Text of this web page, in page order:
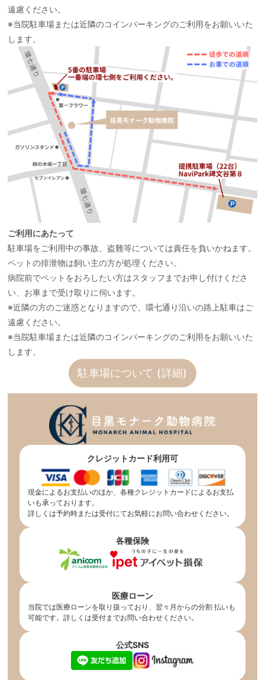
遠慮ください。
※当院駐車場または近隣のコインパーキングのご利用をお願いいた
します。
ご利用にあたって
駐車場をご利用中の事故、盗難等については責任を負いかねます。
ペットの排泄物は飼い主の方が処理ください。
病院前でペットをおろしたい方はスタッフまでお申し付けくださ
い、お車まで受け取りに伺います。
※近隣の方のご迷惑となりますので、環七通り沿いの路上駐車はご
遠慮ください。
※当院駐車場または近隣のコインパーキングのご利用をお願いいた
します。
駐車場について (詳細)
クレジットカード利用可
現金によるお支払いのほか、各種クレジットカードによるお支払
いも承っております。
詳しくは予約時または受付にてお気軽にお問い合わせください。
各種保険
医療ローン
当院では医療ローンを取り扱っており、翌々月からの分割 払いも
可能です。詳しくは受付までお問い合わせください。
公式SNS